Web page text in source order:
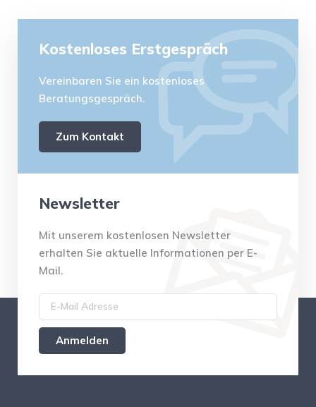
Kostenloses Erstgespräch
Vereinbaren Sie ein kostenloses
Beratungsgespräch.
Zum Kontakt
Newsletter
Mit unserem kostenlosen Newsletter
erhalten Sie aktuelle Informationen per E-
Mail.